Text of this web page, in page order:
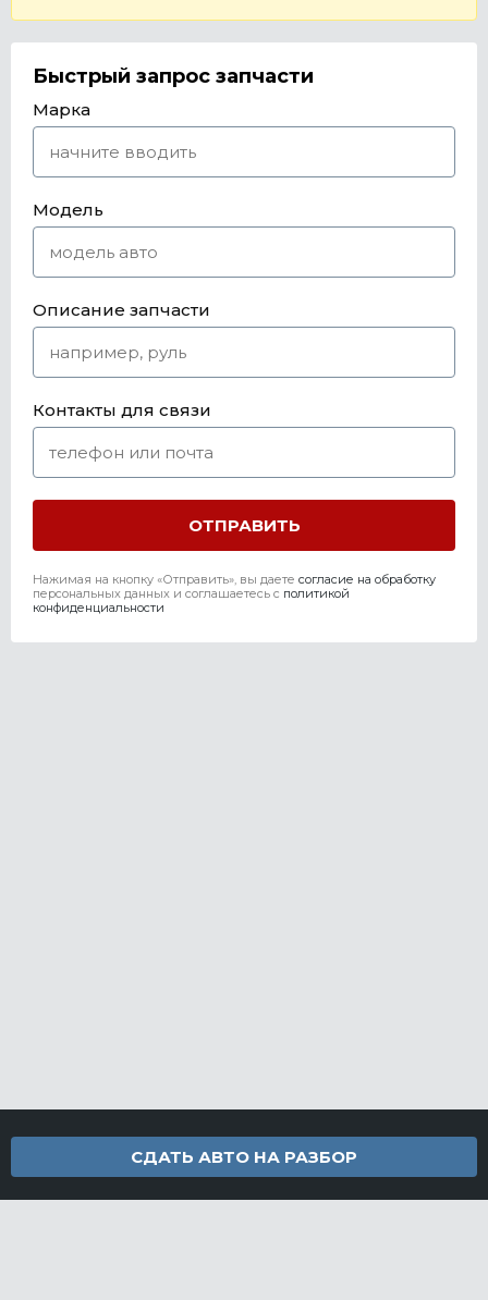
Быстрый запрос запчасти
Марка
Модель
Описание запчасти
Контакты для связи
Нажимая на кнопку «Отправить», вы даете согласие на обработку
персональных данных и соглашаетесь c политикой
конфиденциальности
СДАТЬ АВТО НА РАЗБОР